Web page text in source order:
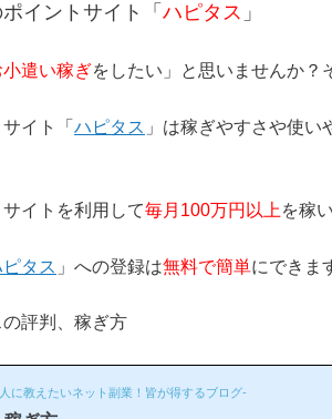
に「2000円分のボーナス」というのは過
イントサイト「 ハピタス 」
小遣い稼ぎをしたい」と思いませんか？
イト「 ハピタス 」は稼ぎやすさや使い
イトを利用して毎月100万円以上 を稼
タス 」への登録は無料で簡単にできま
評判、稼ぎ方
に教えたいネット副業！皆が得するブログ-